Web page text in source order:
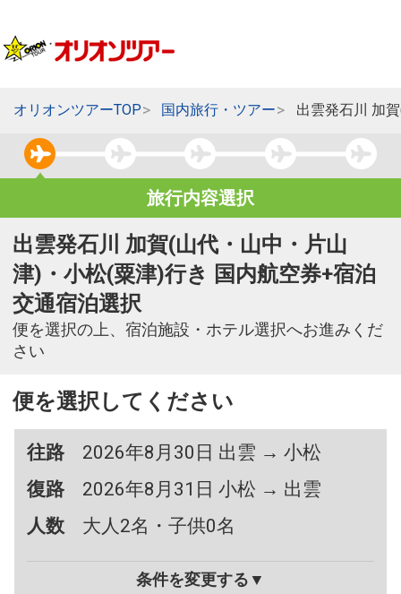
オリオンツアーTOP 国内旅行・ツアー 出雲発石川 加
旅行内容選択
出雲発石川 加賀(山代・山中・片山
津)・小松(粟津)行き 国内航空券+宿泊
交通宿泊選択
便を選択の上、宿泊施設・ホテル選択へお進みくだ
さい
便を選択してください
往路
2026年8月30日 出雲 → 小松
復路
2026年8月31日 小松 → 出雲
人数
大人2名・子供0名
条件を変更する▼